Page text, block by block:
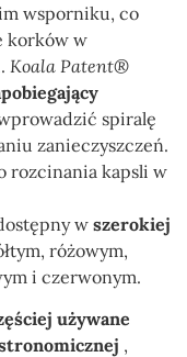
wsporniku, co
korków w
Koala Patent®
spiralę
zanieczyszczeń.
rozcinania kapsli w
w szerokiej
różowym,
i czerwonym.
używane
,